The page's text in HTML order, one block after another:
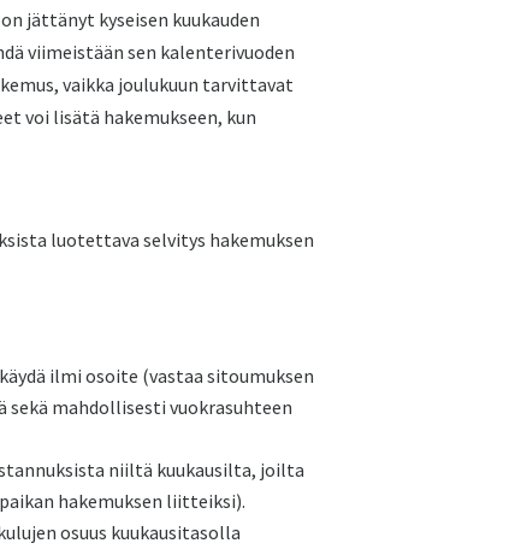
jättänyt kyseisen kuukauden
viimeistään sen kalenterivuoden
vaikka joulukuun tarvittavat
voi lisätä hakemukseen, kun
luotettava selvitys hakemuksen
ilmi osoite (vastaa sitoumuksen
mahdollisesti vuokrasuhteen
niiltä kuukausilta, joilta
hakemuksen liitteiksi).
osuus kuukausitasolla